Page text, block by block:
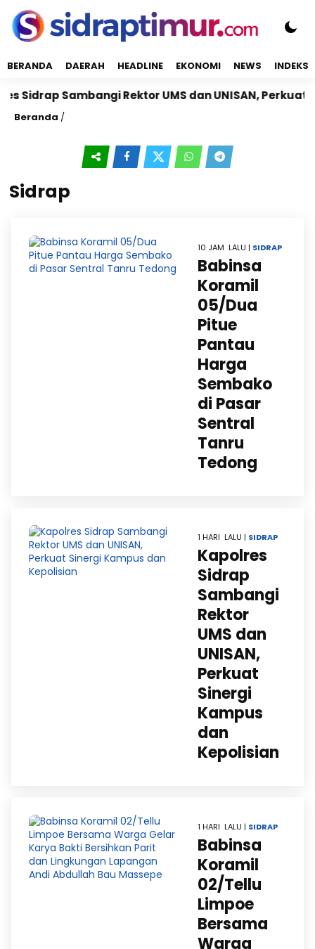
BERANDA DAERAH HEADLINE EKONOMI NEWS INDEKS
Sambangi Rektor UMS dan UNISAN, Perkuat
Beranda /
Sidrap
10 JAM LALU | SIDRAP
Babinsa
Koramil
05/Dua
Pitue
Pantau
Harga
Sembako
di Pasar
Sentral
Tanru
Tedong
1 HARI LALU | SIDRAP
Kapolres
Sidrap
Sambangi
Rektor
UMS dan
UNISAN,
Perkuat
Sinergi
Kampus
dan
Kepolisian
1 HARI LALU | SIDRAP
Babinsa
Koramil
02/Tellu
Limpoe
Bersama
Warga